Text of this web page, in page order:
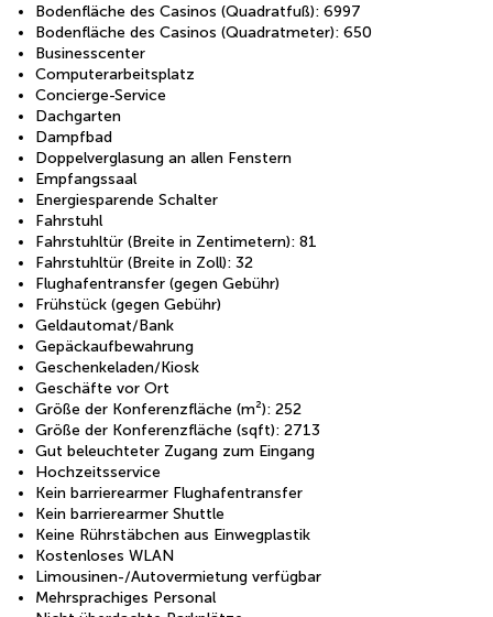
Bodenfläche des Casinos (Quadratfuß): 6997
Bodenfläche des Casinos (Quadratmeter): 650
Businesscenter
Computerarbeitsplatz
Concierge-Service
Dachgarten
Dampfbad
Doppelverglasung an allen Fenstern
Empfangssaal
Energiesparende Schalter
Fahrstuhl
Fahrstuhltür (Breite in Zentimetern): 81
Fahrstuhltür (Breite in Zoll): 32
Flughafentransfer (gegen Gebühr)
Frühstück (gegen Gebühr)
Geldautomat/Bank
Gepäckaufbewahrung
Geschenkeladen/Kiosk
Geschäfte vor Ort
Größe der Konferenzfläche (m²): 252
Größe der Konferenzfläche (sqft): 2713
Gut beleuchteter Zugang zum Eingang
Hochzeitsservice
Kein barrierearmer Flughafentransfer
Kein barrierearmer Shuttle
Keine Rührstäbchen aus Einwegplastik
Kostenloses WLAN
Limousinen-/Autovermietung verfügbar
Mehrsprachiges Personal